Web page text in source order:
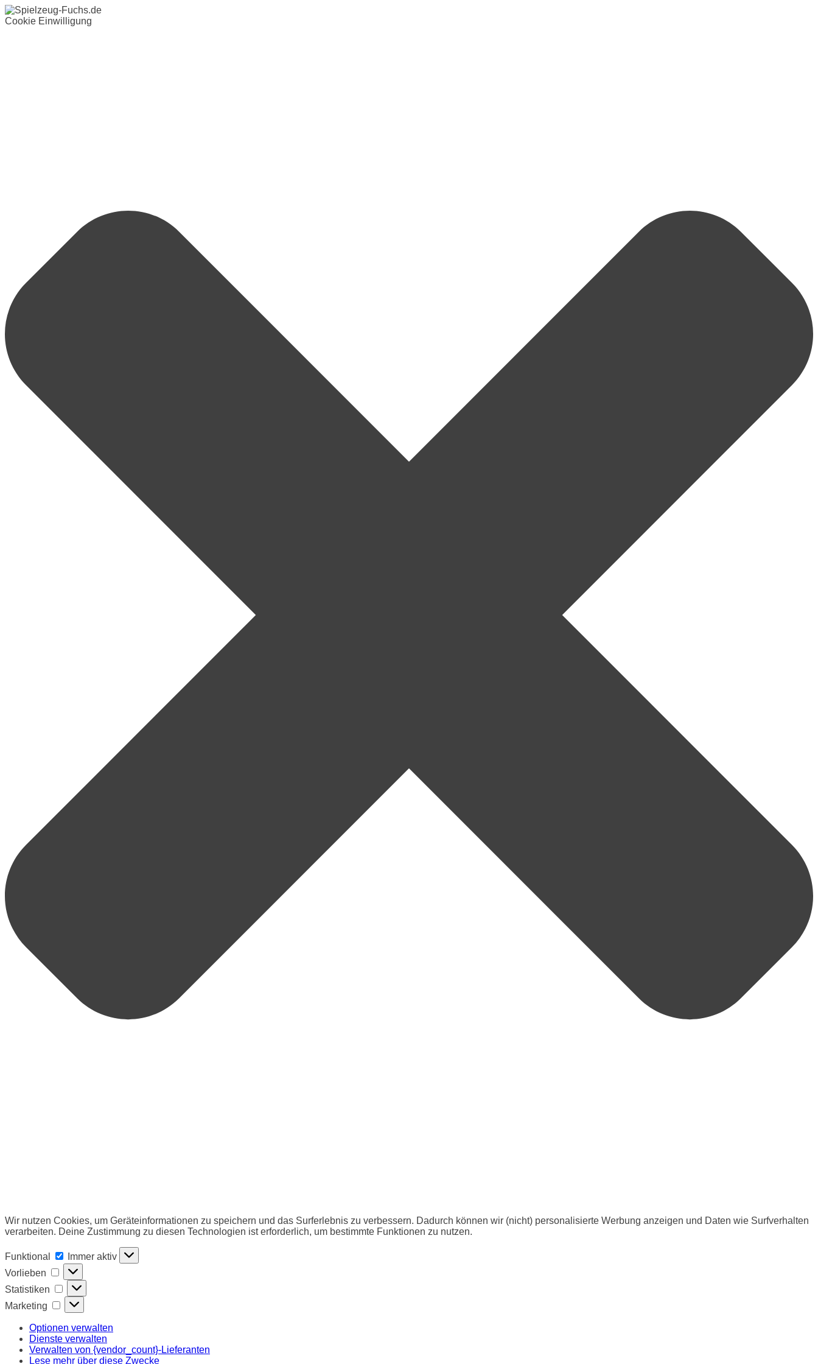
Cookie Einwilligung
Wir nutzen Cookies, um Geräteinformationen zu speichern und das Surferlebnis zu verbessern. Dadurch können wir (nicht) personalisierte Werbung anzeigen und Daten wie Surfverhalten
verarbeiten. Deine Zustimmung zu diesen Technologien ist erforderlich, um bestimmte Funktionen zu nutzen.
Funktional Funktional
Immer aktiv
Vorlieben
Vorlieben
Statistiken Statistiken
Marketing Marketing
Optionen verwalten
Dienste verwalten
Verwalten von {vendor_count}-Lieferanten
Lese mehr über diese Zwecke